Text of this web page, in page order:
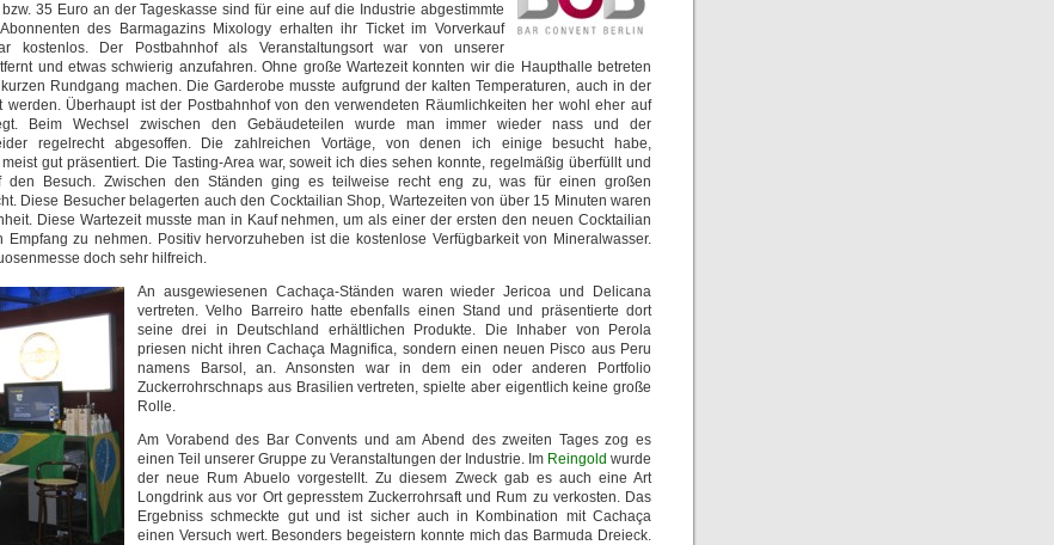
35 Euro an der Tageskasse sind für eine auf die Industrie abgestimmte
des Barmagazins Mixology erhalten ihr Ticket im Vorverkauf
kostenlos. Der Postbahnhof als Veranstaltungsort war von unserer
und etwas schwierig anzufahren. Ohne große Wartezeit konnten wir die Haupthalle betreten
Rundgang machen. Die Garderobe musste aufgrund der kalten Temperaturen, auch in der
werden. Überhaupt ist der Postbahnhof von den verwendeten Räumlichkeiten her wohl eher auf
Beim Wechsel zwischen den Gebäudeteilen wurde man immer wieder nass und der
regelrecht abgesoffen. Die zahlreichen Vortäge, von denen ich einige besucht habe,
gut präsentiert. Die Tasting-Area war, soweit ich dies sehen konnte, regelmäßig überfüllt und
den Besuch. Zwischen den Ständen ging es teilweise recht eng zu, was für einen großen
Diese Besucher belagerten auch den Cocktailian Shop, Wartezeiten von über 15 Minuten waren
Diese Wartezeit musste man in Kauf nehmen, um als einer der ersten den neuen Cocktailian
Empfang zu nehmen. Positiv hervorzuheben ist die kostenlose Verfügbarkeit von Mineralwasser.
doch sehr hilfreich.
An ausgewiesenen Cachaça-Ständen waren wieder Jericoa und Delicana
vertreten. Velho Barreiro hatte ebenfalls einen Stand und präsentierte dort
seine drei in Deutschland erhältlichen Produkte. Die Inhaber von Perola
priesen nicht ihren Cachaça Magnifica, sondern einen neuen Pisco aus Peru
namens Barsol, an. Ansonsten war in dem ein oder anderen Portfolio
Zuckerrohrschnaps aus Brasilien vertreten, spielte aber eigentlich keine große
Rolle.
Am Vorabend des Bar Convents und am Abend des zweiten Tages zog es
einen Teil unserer Gruppe zu Veranstaltungen der Industrie. Im Reingold wurde
der neue Rum Abuelo vorgestellt. Zu diesem Zweck gab es auch eine Art
Longdrink aus vor Ort gepresstem Zuckerrohrsaft und Rum zu verkosten. Das
Ergebniss schmeckte gut und ist sicher auch in Kombination mit Cachaça
einen Versuch wert. Besonders begeistern konnte mich das Barmuda Dreieck.